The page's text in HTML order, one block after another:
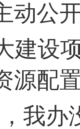
动公
建设
源配
我办